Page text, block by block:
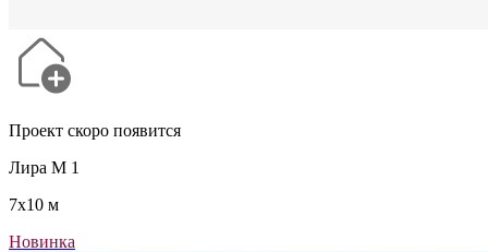
Проект скоро появится
Лира М 1
7x10 м
Новинка